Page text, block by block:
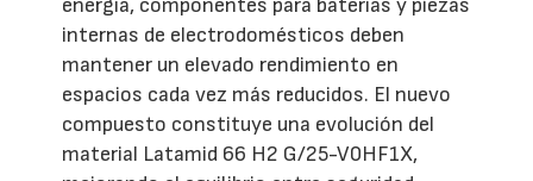
energía, componentes para baterías y piezas
internas de electrodomésticos deben
mantener un elevado rendimiento en
espacios cada vez más reducidos. El nuevo
compuesto constituye una evolución del
material Latamid 66 H2 G/25-V0HF1X,